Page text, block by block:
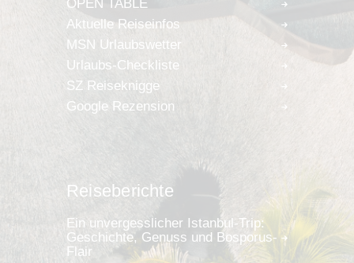
OPEN TABLE
Aktuelle Reiseinfos
MSN Urlaubswetter
Urlaubs-Checkliste
SZ Reiseknigge
Google Rezension
Reiseberichte
Ein unvergesslicher Istanbul-Trip:
Geschichte, Genuss und Bosporus-
Flair